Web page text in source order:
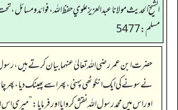
الشيخ الحديث مولانا عبدالعزيز علوي حفظ الله، فوائد و مسائل،
مسلم: 5477
حضرت ابن عمر رضی اللہ تعالیٰ عنہما بیان کرتے ہیں، رسول
نے سونے کی ایک انگوٹھی پہنی، پھر اسے پھینک دیا، پھر
اور اس میں محمد رسول اللہ نقش کروایا اور فرمایا:”میری اس